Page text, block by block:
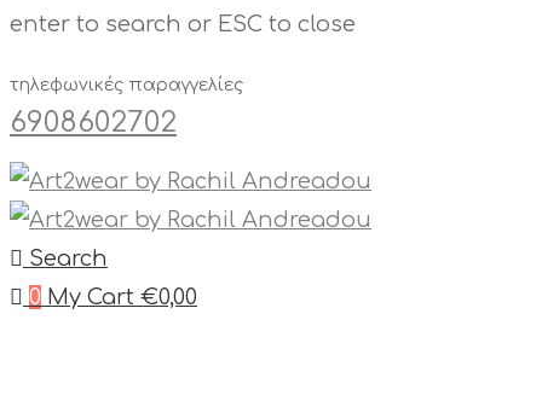
enter to search or ESC to close
τηλεφωνικές παραγγελίες
6908602702
Search
0 My Cart €0,00